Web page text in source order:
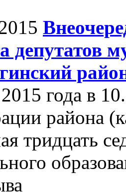
депутатов
года в
района
тридцать